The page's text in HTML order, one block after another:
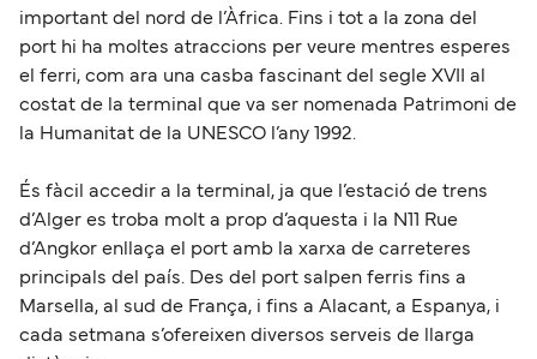
important del nord de l’Àfrica. Fins i tot a la zona del
port hi ha moltes atraccions per veure mentres esperes
el ferri, com ara una casba fascinant del segle XVII al
costat de la terminal que va ser nomenada Patrimoni de
la Humanitat de la UNESCO l’any 1992.
És fàcil accedir a la terminal, ja que l’estació de trens
d’Alger es troba molt a prop d’aquesta i la N11 Rue
d’Angkor enllaça el port amb la xarxa de carreteres
principals del país. Des del port salpen ferris fins a
Marsella, al sud de França, i fins a Alacant, a Espanya, i
cada setmana s’ofereixen diversos serveis de llarga